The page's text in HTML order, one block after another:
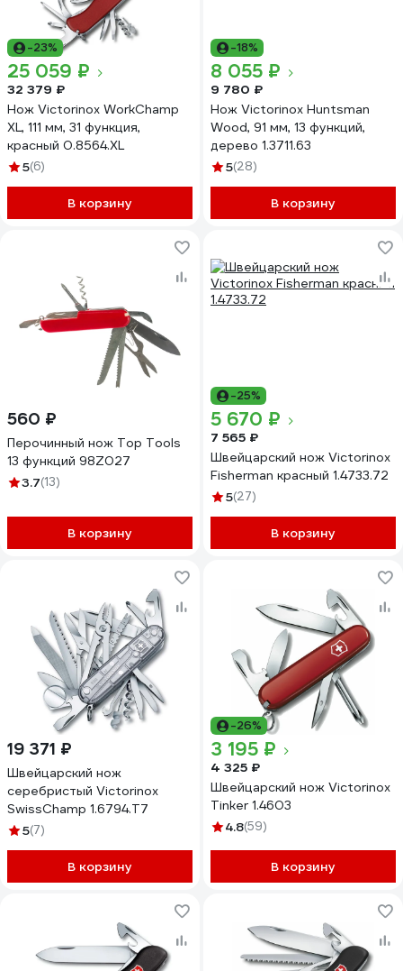
-23%
25 059 ₽
32 379 ₽
Нож Victorinox WorkChamp
XL, 111 мм, 31 функция,
красный 0.8564.XL
5(6)
В корзину
-18%
8 055 ₽
9 780 ₽
Нож Victorinox Huntsman
Wood, 91 мм, 13 функций,
дерево 1.3711.63
5(28)
В корзину
560 ₽
Перочинный нож Top Tools
13 функций 98Z027
3.7(13)
В корзину
-25%
5 670 ₽
7 565 ₽
Швейцарский нож Victorinox
Fisherman красный 1.4733.72
5(27)
В корзину
19 371 ₽
Швейцарский нож
серебристый Victorinox
SwissChamp 1.6794.T7
5(7)
В корзину
-26%
3 195 ₽
4 325 ₽
Швейцарский нож Victorinox
Tinker 1.4603
4.8(59)
В корзину